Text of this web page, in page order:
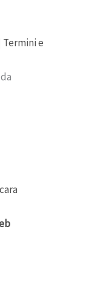
Termini e